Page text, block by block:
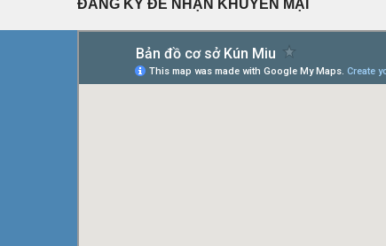
ĐĂNG KÝ ĐỂ NHẬN KHUYẾN MẠI